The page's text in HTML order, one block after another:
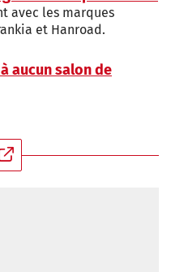
avec les marques
et Hanroad.
aucun salon de